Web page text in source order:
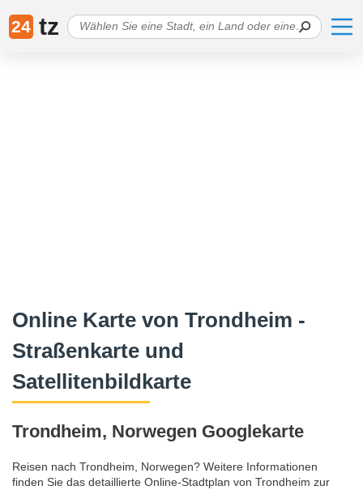
24 tz
Online Karte von Trondheim -
Straßenkarte und
Satellitenbildkarte
Trondheim, Norwegen Googlekarte
Reisen nach Trondheim, Norwegen? Weitere Informationen
finden Sie das detaillierte Online-Stadtplan von Trondheim zur